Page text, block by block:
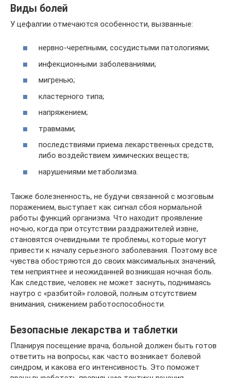
Виды болей
У цефалгии отмечаются особенности, вызванные:
нервно-черепными, сосудистыми патологиями;
инфекционными заболеваниями;
мигренью;
кластерного типа;
напряжением;
травмами;
последствиями приема лекарственных средств,
либо воздействием химических веществ;
нарушениями метаболизма.
Также болезненность, не будучи связанной с мозговым
поражением, выступает как сигнал сбоя нормальной
работы функций организма. Что находит проявление
ночью, когда при отсутствии раздражителей извне,
становятся очевидными те проблемы, которые могут
привести к началу серьезного заболевания. Поэтому все
чувства обостряются до своих максимальных значений,
тем неприятнее и неожиданней возникшая ночная боль.
Как следствие, человек не может заснуть, поднимаясь
наутро с «разбитой» головой, полным отсутствием
внимания, снижением работоспособности.
Безопасные лекарства и таблетки
Планируя посещение врача, больной должен быть готов
ответить на вопросы, как часто возникает болевой
синдром, и какова его интенсивность. Это поможет